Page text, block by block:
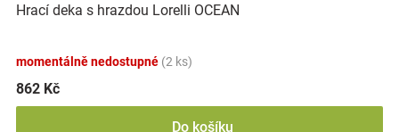
Hrací deka s hrazdou Lorelli OCEAN
momentálně nedostupné (2 ks)
862 Kč
Do košíku